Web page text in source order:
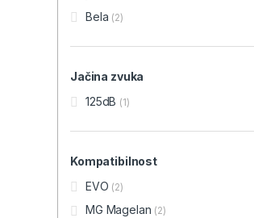
Bela (2)
Jačina zvuka
125dB (1)
Kompatibilnost
EVO (2)
MG Magelan (2)